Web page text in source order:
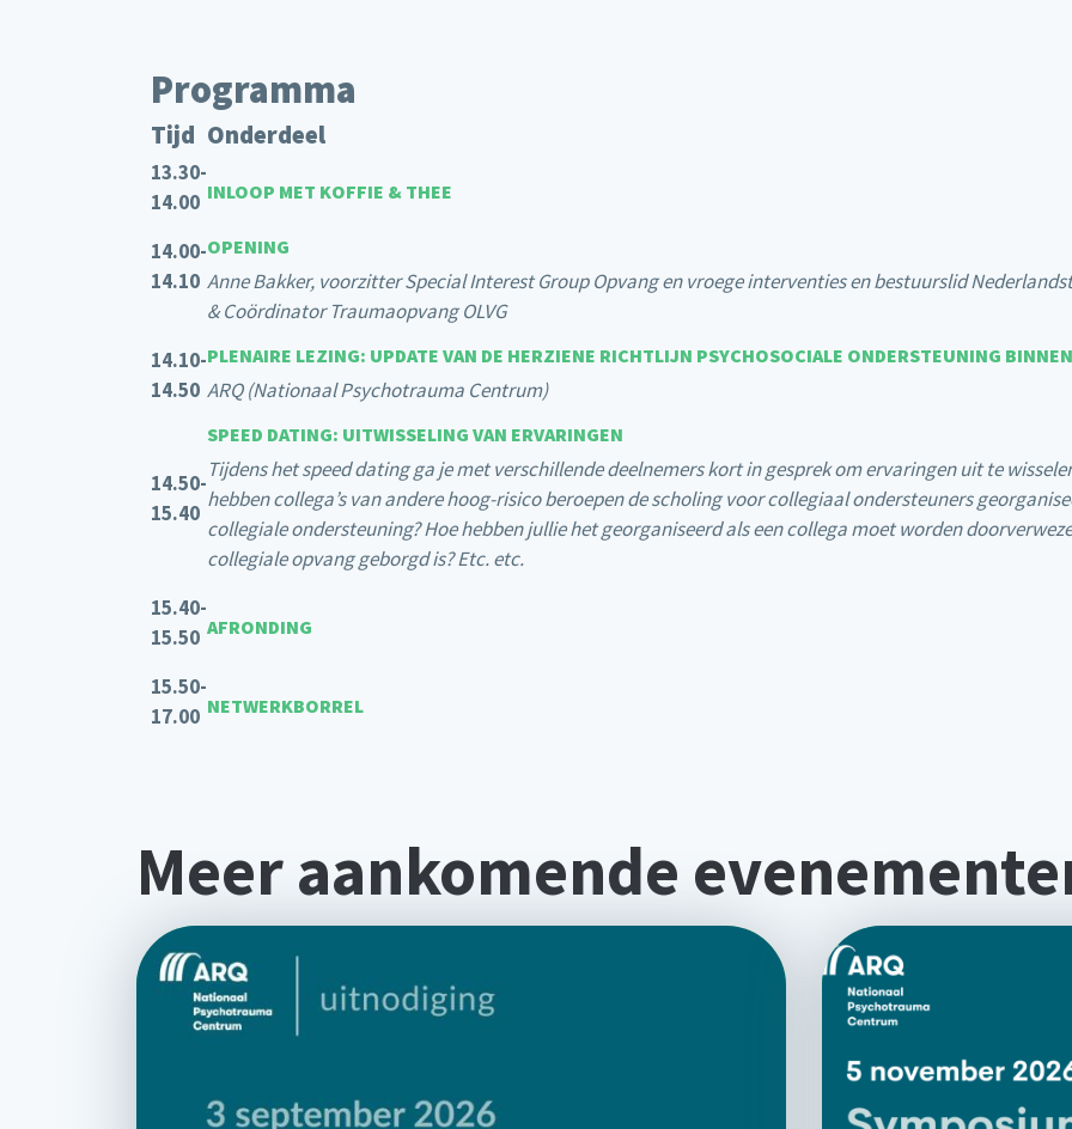
Programma
Tijd Onderdeel
13.30-
14.00 INLOOP MET KOFFIE & THEE
14.00-
14.10
OPENING
Anne Bakker, voorzitter Special Interest Group Opvang en vroege interventies en bestuurslid
& Coördinator Traumaopvang OLVG
14.10-
14.50
PLENAIRE LEZING: UPDATE VAN DE HERZIENE RICHTLIJN PSYCHOSOCIALE ONDERSTEUNING
ARQ (Nationaal Psychotrauma Centrum)
14.50-
15.40
SPEED DATING: UITWISSELING VAN ERVARINGEN
Tijdens het speed dating ga je met verschillende deelnemers kort in gesprek om ervaringen uit te
hebben collega’s van andere hoog-risico beroepen de scholing voor collegiaal ondersteuners
collegiale ondersteuning? Hoe hebben jullie het georganiseerd als een collega moet worden
collegiale opvang geborgd is? Etc. etc.
15.40-
15.50 AFRONDING
15.50-
17.00 NETWERKBORREL
Meer aankomende